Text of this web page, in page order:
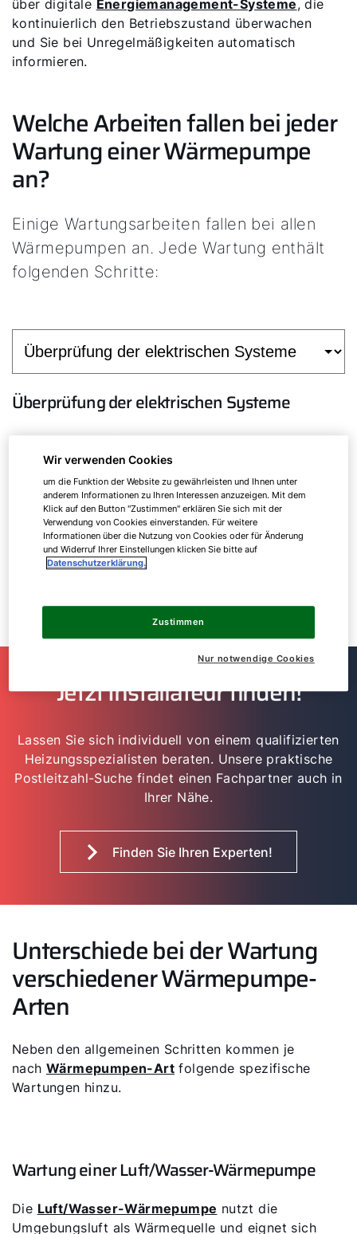
über digitale Energiemanagement-Systeme, die
kontinuierlich den Betriebszustand überwachen
und Sie bei Unregelmäßigkeiten automatisch
informieren.
Welche Arbeiten fallen bei jeder
Wartung einer Wärmepumpe
an?
Einige Wartungsarbeiten fallen bei allen
Wärmepumpen an. Jede Wartung enthält
folgenden Schritte:
Überprüfung der elektrischen Systeme
sicherzustellen, muss der Heizungsinstallateur alle
elektrischen Komponenten auf Verschleiß
überprüfen. Bei jeder Wärmepumpen-Wartung
untersucht er daher die Stecker, Kontakte und
Schutzleiter (Erdung).
Moderne Smarthome-integrierte Wärmepumpen
Jetzt Installateur finden!
Lassen Sie sich individuell von einem qualifizierten
Heizungsspezialisten beraten. Unsere praktische
Postleitzahl-Suche findet einen Fachpartner auch in
Ihrer Nähe.
Finden Sie Ihren Experten!
Unterschiede bei der Wartung
verschiedener Wärmepumpe-
Arten
Neben den allgemeinen Schritten kommen je
nach Wärmepumpen-Art folgende spezifische
Wartungen hinzu.
Wartung einer Luft/Wasser-Wärmepumpe
Die Luft/Wasser-Wärmepumpe nutzt die
Umgebungsluft als Wärmequelle und eignet sich
Wir verwenden Cookies
um die Funktion der Website zu gewährleisten und Ihnen unter
anderem Informationen zu Ihren Interessen anzuzeigen. Mit dem
Klick auf den Button "Zustimmen" erklären Sie sich mit der
Verwendung von Cookies einverstanden. Für weitere
Informationen über die Nutzung von Cookies oder für Änderung
und Widerruf Ihrer Einstellungen klicken Sie bitte auf
Datenschutzerklärung.
Nur notwendige Cookies
Zustimmen